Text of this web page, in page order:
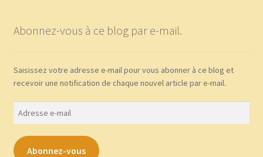
Abonnez-vous à ce blog par e-mail.
Saisissez votre adresse e-mail pour vous abonner à ce blog et
recevoir une notification de chaque nouvel article par e-mail.
Abonnez-vous